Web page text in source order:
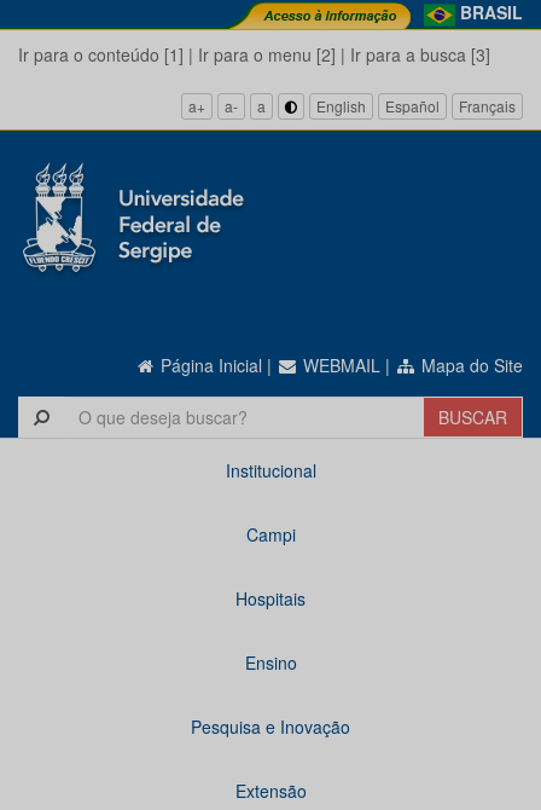
BRASIL
Ir para o conteúdo [1] | Ir para o menu [2] | Ir para a busca [3]
a+ a- a English Español Français
Página Inicial | WEBMAIL | Mapa do Site
Institucional
Campi
Hospitais
Ensino
Pesquisa e Inovação
Extensão